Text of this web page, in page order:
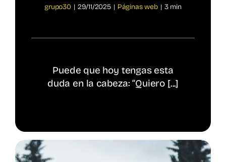
grupo30 | 29/11/2025 | Páginas web | 3 min
Puede que hoy tengas esta
duda en la cabeza: “Quiero [...]